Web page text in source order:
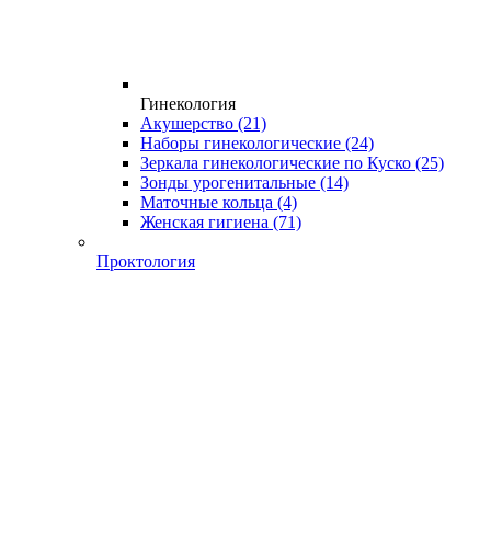
Гинекология
Акушерство (21)
Наборы гинекологические (24)
Зеркала гинекологические по Куско (25)
Зонды урогенитальные (14)
Маточные кольца (4)
Женская гигиена (71)
Проктология